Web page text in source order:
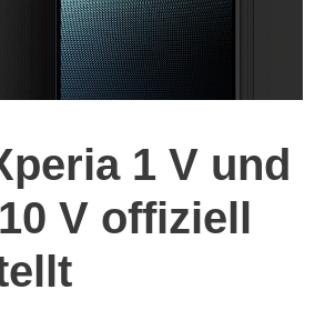
1 V und
V offiziell